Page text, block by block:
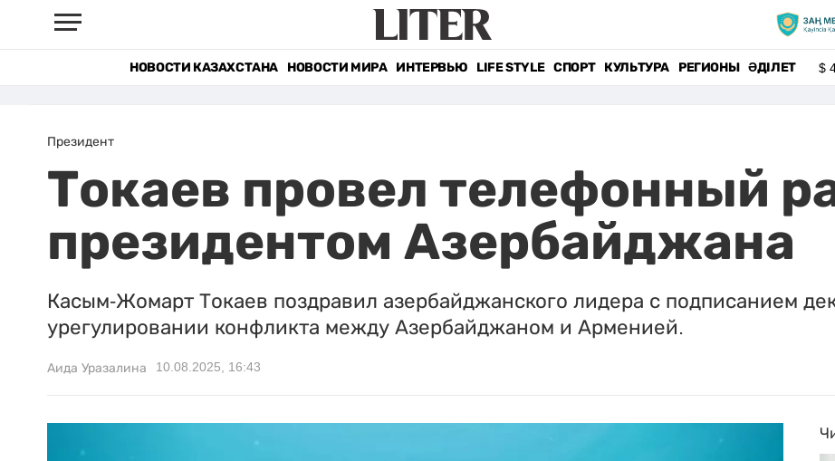
НОВОСТИ КАЗАХСТАНА НОВОСТИ МИРА ИНТЕРВЬЮ LIFE STYLE СПОРТ КУЛЬТУРА РЕГИОНЫ ӘДІЛЕТ $
Президент
Токаев провел телефонный
президентом Азербайджана
Касым-Жомарт Токаев поздравил азербайджанского лидера с подписанием
урегулировании конфликта между Азербайджаном и Арменией.
Аида Уразалина 10.08.2025, 16:43